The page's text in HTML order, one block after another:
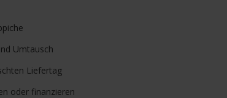
Umtausch
Liefertag
oder finanzieren